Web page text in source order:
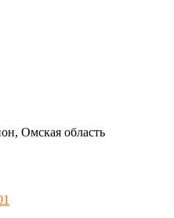
Омская область